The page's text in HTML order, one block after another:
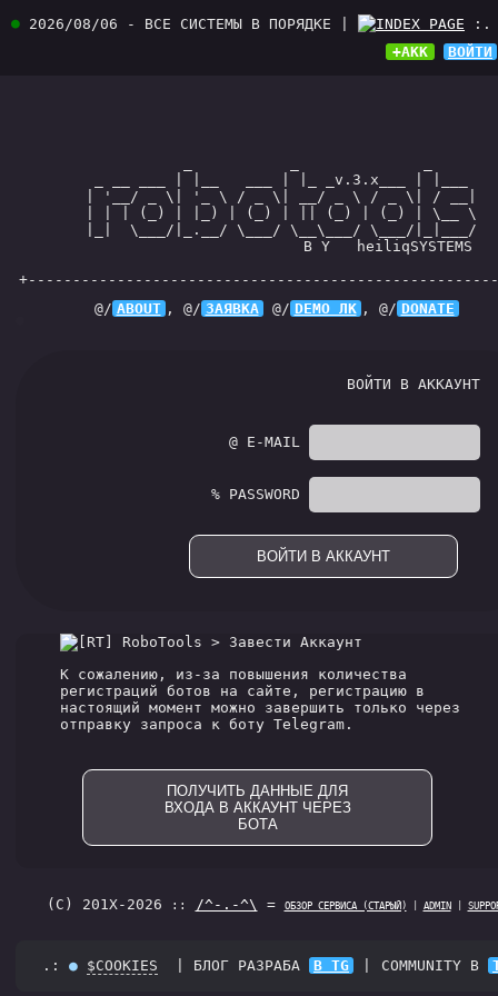
● 2026/08/06 - ВСЕ СИСТЕМЫ В ПОРЯДКЕ | INDEX PAGE :.
+АКК
ВОЙТИ
_ __ ___ | |__   ___ | |_ _v.3.x___ |
| '__/ _ \| '_ \ / _ \| __/ _ \ / _ \| /
| | | (_) | |_) | (_) | || (_) | (_) |
|_|  \___/|_.__/ \___/ \__\___/ \___/
B Y
@/ ABOUT , @/ ЗАЯВКА @/ DEMO ЛК , @/ DONATE
ВОЙТИ В АККАУНТ
@ E-MAIL
% PASSWORD
ВОЙТИ В АККАУНТ
RoboTools > Завести Аккаунт
К сожалению, из-за повышения количества
регистраций ботов на сайте, регистрацию в
настоящий момент можно завершить только через
отправку запроса к боту Telegram.
ПОЛУЧИТЬ ДАННЫЕ ДЛЯ
ВХОДА В АККАУНТ ЧЕРЕЗ
БОТА
(C) 201X-2026 :: /^-.-^\ = ОБЗОР СЕРВИСА (СТАРЫЙ) ADMIN|
   .:
● $COOKIES COMMUNITY В
| БЛОГ РАЗРАБА В TG